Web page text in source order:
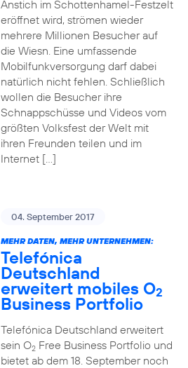
Anstich im Schottenhamel-Festzelt
eröffnet wird, strömen wieder
mehrere Millionen Besucher auf
die Wiesn. Eine umfassende
Mobilfunkversorgung darf dabei
natürlich nicht fehlen. Schließlich
wollen die Besucher ihre
Schnappschüsse und Videos vom
größten Volksfest der Welt mit
ihren Freunden teilen und im
Internet […]
04. September 2017
MEHR DATEN, MEHR UNTERNEHMEN:
Telefónica
Deutschland
erweitert mobiles O2
Business Portfolio
Telefónica Deutschland erweitert
sein O2Free Business Portfolio und
bietet ab dem 18. September noch